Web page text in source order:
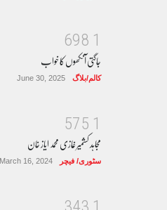
1
8
9
6
جاگتی آنکھوں کا خواب
کالم/بلاگ June 30, 2025
1
5
7
5
مجاہد کشمیر غازی محمد ایاز خان
سٹوری/ فیچر March 16, 2024